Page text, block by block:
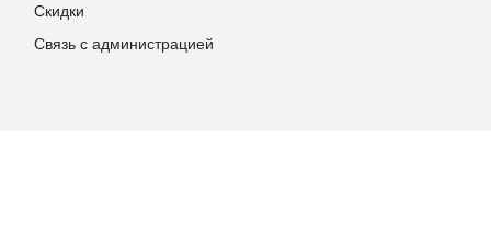
Скидки
Связь с администрацией